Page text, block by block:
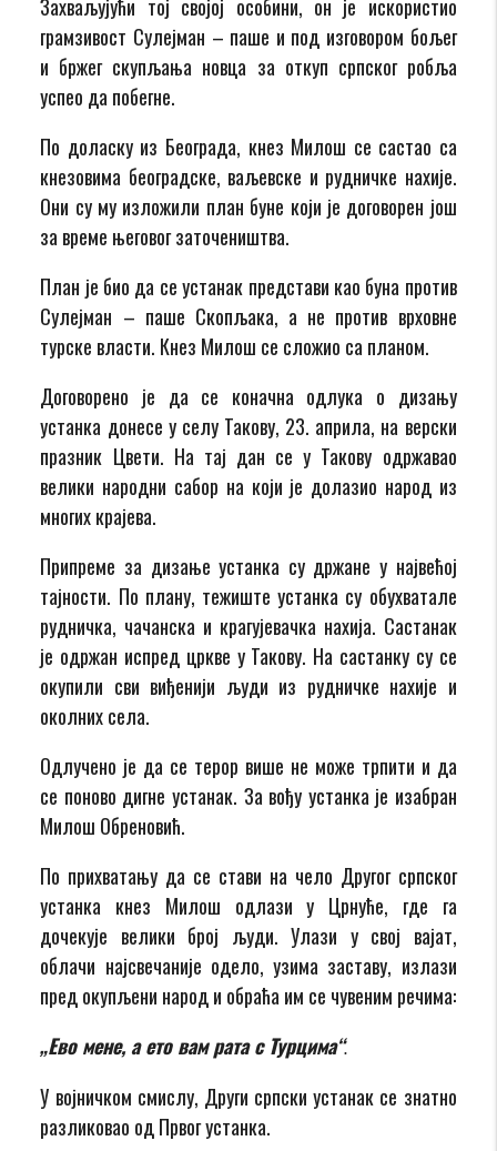
Захваљујући тој својој особини, он је искористио
грамзивост Сулејман – паше и под изговором бољег
и бржег скупљања новца за откуп српског робља
успео да побегне.
По доласку из Београда, кнез Милош се састао са
кнезовима београдске, ваљевске и рудничке нахије.
Они су му изложили план буне који је договорен још
за време његовог заточеништва.
План је био да се устанак представи као буна против
Сулејман – паше Скопљака, а не против врховне
турске власти. Кнез Милош се сложио са планом.
Договорено је да се коначна одлука о дизању
устанка донесе у селу Такову, 23. априла, на верски
празник Цвети. На тај дан се у Такову одржавао
велики народни сабор на који је долазио народ из
многих крајева.
Припреме за дизање устанка су држане у највећој
тајности. По плану, тежиште устанка су обухватале
рудничка, чачанска и крагујевачка нахија. Састанак
је одржан испред цркве у Такову. На састанку су се
окупили сви виђенији људи из рудничке нахије и
околних села.
Одлучено је да се терор више не може трпити и да
се поново дигне устанак. За вођу устанка је изабран
Милош Обреновић.
По прихватању да се стави на чело Другог српског
устанка кнез Милош одлази у Црнуће, где га
дочекује велики број људи. Улази у свој вајат,
облачи најсвечаније одело, узима заставу, излази
пред окупљени народ и обраћа им се чувеним речима:
„Ево мене, а ето вам рата с Турцима“.
У војничком смислу, Други српски устанак се знатно
разликовао од Првог устанка.